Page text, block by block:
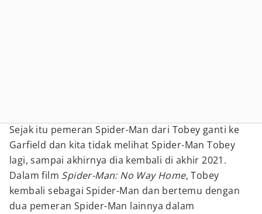
Sejak itu pemeran Spider-Man dari Tobey ganti ke
Garfield dan kita tidak melihat Spider-Man Tobey
lagi, sampai akhirnya dia kembali di akhir 2021.
Dalam film Spider-Man: No Way Home, Tobey
kembali sebagai Spider-Man dan bertemu dengan
dua pemeran Spider-Man lainnya dalam